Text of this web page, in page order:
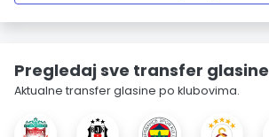
Pregledaj sve transfer glasine
Aktualne transfer glasine po klubovima.